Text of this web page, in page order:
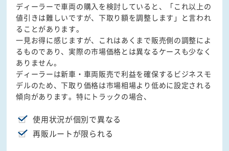
ディーラーで車両の購入を検討していると、「これ以上の
値引きは難しいですが、下取り額を調整します」と言われ
ることがあります。
一見お得に感じますが、これはあくまで販売側の調整によ
るものであり、実際の市場価格とは異なるケースも少なく
ありません。
ディーラーは新車・車両販売で利益を確保するビジネスモ
デルのため、下取り価格は市場相場より低めに設定される
傾向があります。特にトラックの場合、
使用状況が個別で異なる
再販ルートが限られる